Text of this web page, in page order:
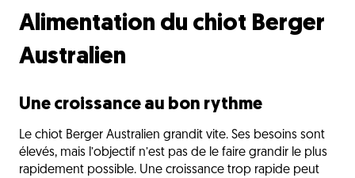
Alimentation du chiot Berger
Australien
Une croissance au bon rythme
Le chiot Berger Australien grandit vite. Ses besoins sont
élevés, mais l’objectif n’est pas de le faire grandir le plus
rapidement possible. Une croissance trop rapide peut